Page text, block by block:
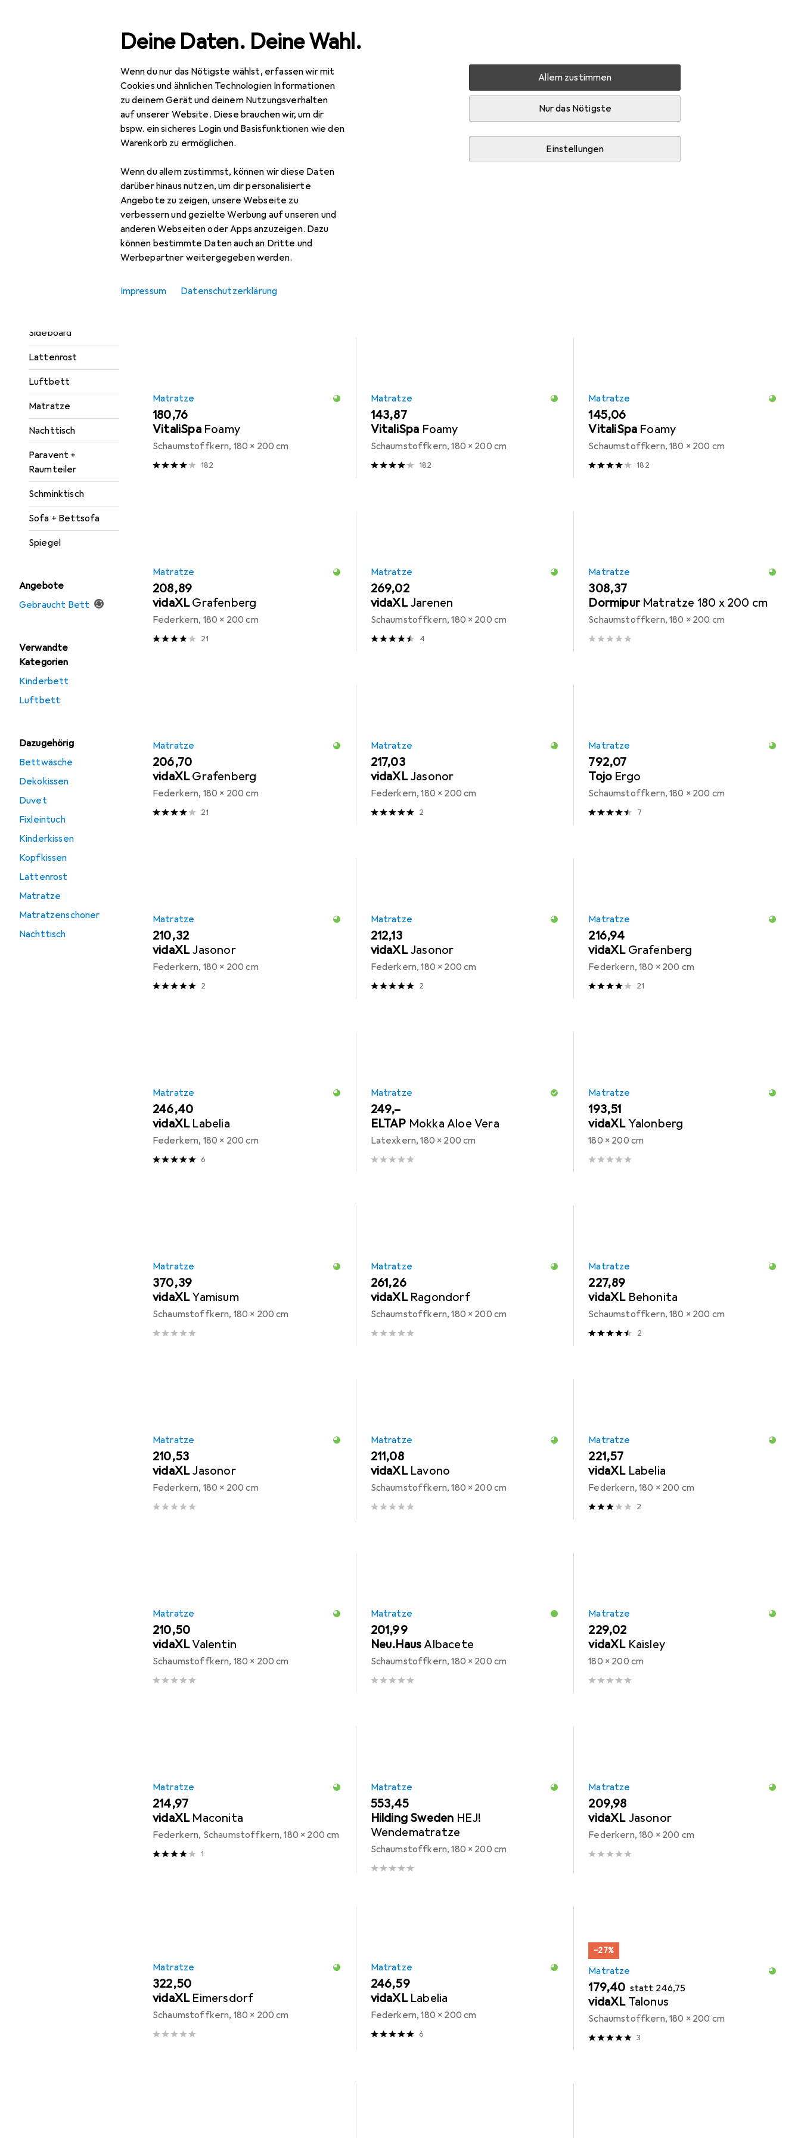
Deine Daten. Deine Wahl.
Wenn du nur das Nötigste wählst, erfassen wir mit
Cookies und ähnlichen Technologien Informationen
zu deinem Gerät und deinem Nutzungsverhalten
auf unserer Website. Diese brauchen wir, um dir
bspw. ein sicheres Login und Basisfunktionen wie den
Warenkorb zu ermöglichen.
Wenn du allem zustimmst, können wir diese Daten
darüber hinaus nutzen, um dir personalisierte
Angebote zu zeigen, unsere Webseite zu
verbessern und gezielte Werbung auf unseren und
anderen Webseiten oder Apps anzuzeigen. Dazu
können bestimmte Daten auch an Dritte und
Werbepartner weitergegeben werden.
Allem zustimmen
Nur das Nötigste
Einstellungen
Impressum Datenschutzerklärung
Navigation nach Kategorien
Sideboard
Lattenrost
Luftbett
Matratze
Nachttisch
Paravent +
Raumteiler
Schminktisch
Sofa + Bettsofa
Spiegel
Angebote
Gebraucht Bett
Verwandte
Kategorien
Kinderbett
Luftbett
Dazugehörig
Bettwäsche
Dekokissen
Duvet
Fixleintuch
Kinderkissen
Kopfkissen
Lattenrost
Matratze
Matratzenschoner
Nachttisch
Gesamtsortiment Wohnen Möbel Zubehör
EUR
214,34
vidaXLNaldenried
Zubehör für vidaXL Naldenried
Hier findest du passendes Zubehör zum Produkt vidaXL Naldenried aus der Kategorie Matratze.
Beliebt VidaXL
Matratze
EUR
180,76
VitaliSpa Foamy
Schaumstoffkern, 180 x 200 cm
182
Matratze
EUR
143,87
VitaliSpa Foamy
Schaumstoffkern, 180 x 200 cm
182
Matratze
EUR
145,06
VitaliSpa Foamy
Schaumstoffkern, 180 x 200 cm
182
Matratze
EUR
208,89
vidaXLGrafenberg
Federkern, 180 x 200 cm
21
Matratze
EUR
269,02
vidaXL Jarenen
Schaumstoffkern, 180 x 200 cm
4
Matratze
EUR
308,37
Dormipur Matratze 180 x 200 cm
Schaumstoffkern, 180 x 200 cm
Matratze
EUR
206,70
vidaXLGrafenberg
Federkern, 180 x 200 cm
21
Matratze
EUR
217,03
vidaXL Jasonor
Federkern, 180 x 200 cm
2
Matratze
EUR
792,07
Tojo Ergo
Schaumstoffkern, 180 x 200 cm
7
Matratze
EUR
210,32
vidaXLJasonor
Federkern, 180 x 200 cm
2
Matratze
EUR
212,13
vidaXL Jasonor
Federkern, 180 x 200 cm
2
Matratze
EUR
216,94
vidaXL Grafenberg
Federkern, 180 x 200 cm
21
Matratze
EUR
246,40
vidaXL Labelia
Federkern, 180 x 200 cm
6
Matratze
EUR
249,–
ELTAP Mokka Aloe Vera
Latexkern, 180 x 200 cm
Matratze
EUR
193,51
vidaXL Yalonberg
180 x 200 cm
Matratze
EUR
370,39
vidaXLYamisum
Schaumstoffkern, 180 x 200 cm
Matratze
EUR
261,26
vidaXL Ragondorf
Schaumstoffkern, 180 x 200 cm
Matratze
EUR
227,89
vidaXL Behonita
Schaumstoffkern, 180 x 200 cm
2
Matratze
EUR
210,53
vidaXLJasonor
Federkern, 180 x 200 cm
Matratze
EUR
211,08
vidaXL Lavono
Schaumstoffkern, 180 x 200 cm
Matratze
EUR
221,57
vidaXL Labelia
Federkern, 180 x 200 cm
2
Matratze
EUR
210,50
vidaXLValentin
Schaumstoffkern, 180 x 200 cm
Matratze
EUR
201,99
Neu.HausAlbacete
Schaumstoffkern, 180 x 200 cm
Matratze
EUR
229,02
vidaXL Kaisley
180 x 200 cm
Matratze
EUR
214,97
vidaXL Maconita
Federkern, Schaumstoffkern, 180 x 200 cm
1
Matratze
EUR
553,45
Hilding Sweden HEJ!
Wendematratze
Schaumstoffkern, 180 x 200 cm
Matratze
EUR
209,98
vidaXL Jasonor
Federkern, 180 x 200 cm
Matratze
EUR
322,50
vidaXL Eimersdorf
Schaumstoffkern, 180 x 200 cm
Matratze
EUR
246,59
vidaXL Labelia
Federkern, 180 x 200 cm
6
−27%
Matratze
EUR
179,40 statt EUR
246,75
vidaXL Talonus
Schaumstoffkern, 180 x 200 cm
3